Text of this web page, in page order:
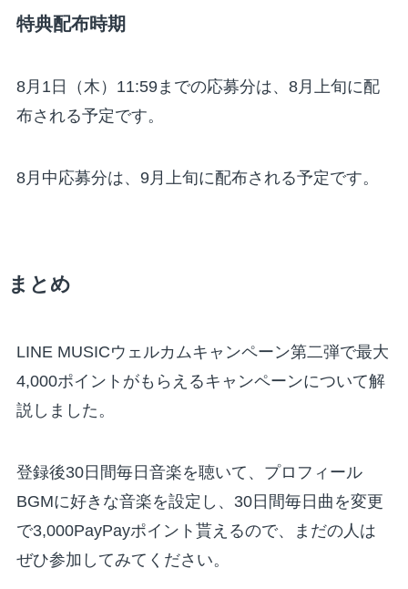
特典配布時期
8月1日（木）11:59までの応募分は、8月上旬に配
布される予定です。
8月中応募分は、9月上旬に配布される予定です。
まとめ
LINE MUSICウェルカムキャンペーン第二弾で最大
4,000ポイントがもらえるキャンペーンについて解
説しました。
登録後30日間毎日音楽を聴いて、プロフィール
BGMに好きな音楽を設定し、30日間毎日曲を変更
で3,000PayPayポイント貰えるので、まだの人は
ぜひ参加してみてください。